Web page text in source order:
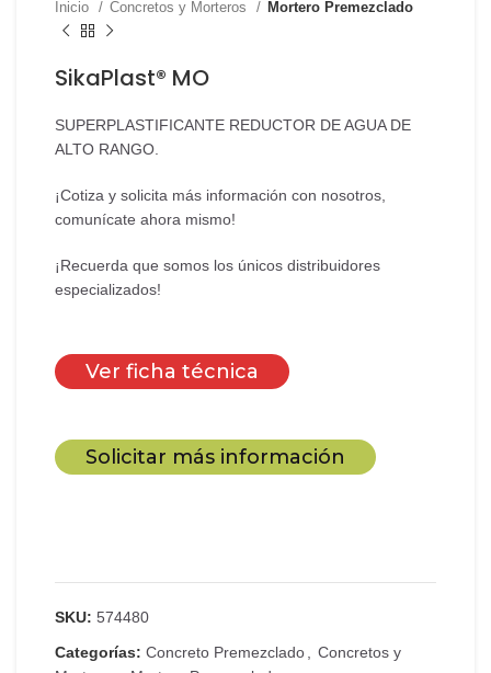
Inicio Concretos y Morteros Mortero Premezclado
SikaPlast® MO
SUPERPLASTIFICANTE REDUCTOR DE AGUA DE
ALTO RANGO.
¡Cotiza y solicita más información con nosotros,
comunícate ahora mismo!
¡Recuerda que somos los únicos distribuidores
especializados!
Ver ficha técnica
Solicitar más información
SKU: 574480
Categorías: Concreto Premezclado, Concretos y